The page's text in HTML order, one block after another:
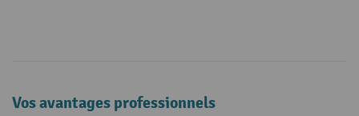
Vos avantages professionnels